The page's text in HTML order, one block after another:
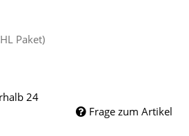
Paket)
24
Frage zum Artikel